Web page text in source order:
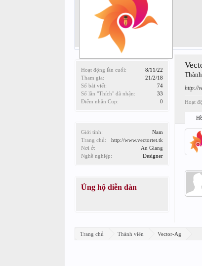
Hoạt động lần cuối:
8/11/22
Tham gia:
21/2/18
Số bài viết:
74
Số lần "Thích" đã nhận:
33
Điểm nhận Cup:
0
Giới tính:
Nam
Trang chủ:
http://www.vectortet.tk
Nơi ở:
An Giang
Nghề nghiệp:
Designer
Ủng hộ diễn đàn
http://
Hoạt
Trang chủ Thành viên Vector-Ag